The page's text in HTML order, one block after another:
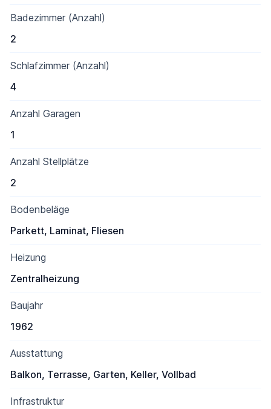
Badezimmer (Anzahl)
2
Schlafzimmer (Anzahl)
4
Anzahl Garagen
1
Anzahl Stellplätze
2
Bodenbeläge
Parkett, Laminat, Fliesen
Heizung
Zentralheizung
Baujahr
1962
Ausstattung
Balkon, Terrasse, Garten, Keller, Vollbad
Infrastruktur